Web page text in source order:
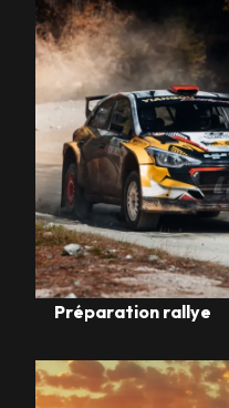
Préparation rallye